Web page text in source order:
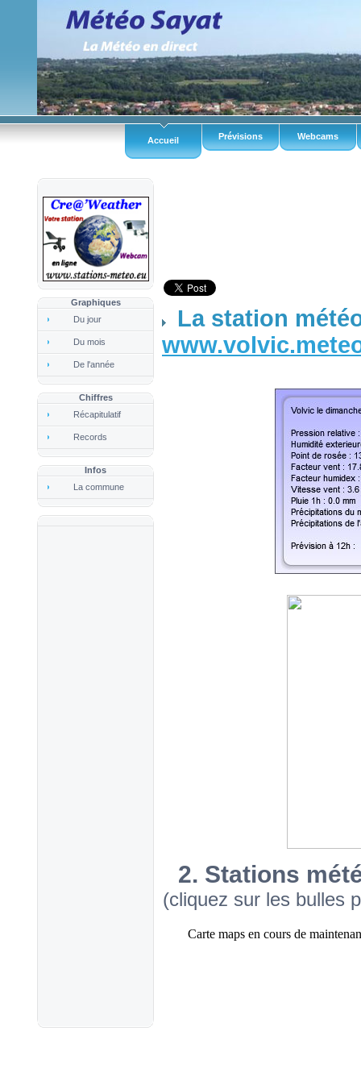
Accueil Prévisions Webcams
Graphiques
Du jour
Du mois
De l'année
Chiffres
Récapitulatif
Records
Infos
La commune
La station
2. Stations
(cliquez sur les bulles